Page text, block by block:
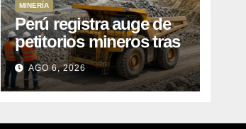
MINERÍA
Perú registra auge de
petitorios mineros tras
liberación de más de
mil concesiones para
explorar cobre y oro
AGO 6, 2026